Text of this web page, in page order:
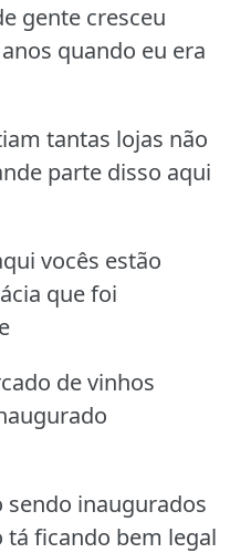
gente cresceu
quando eu era
tantas lojas não
parte disso aqui
vocês estão
que foi
de vinhos
inaugurados
tá ficando bem legal